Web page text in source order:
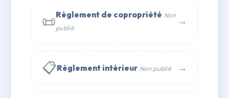
📜Règlement de copropriété Non
publié
→
📋Règlement intérieur Non publié →